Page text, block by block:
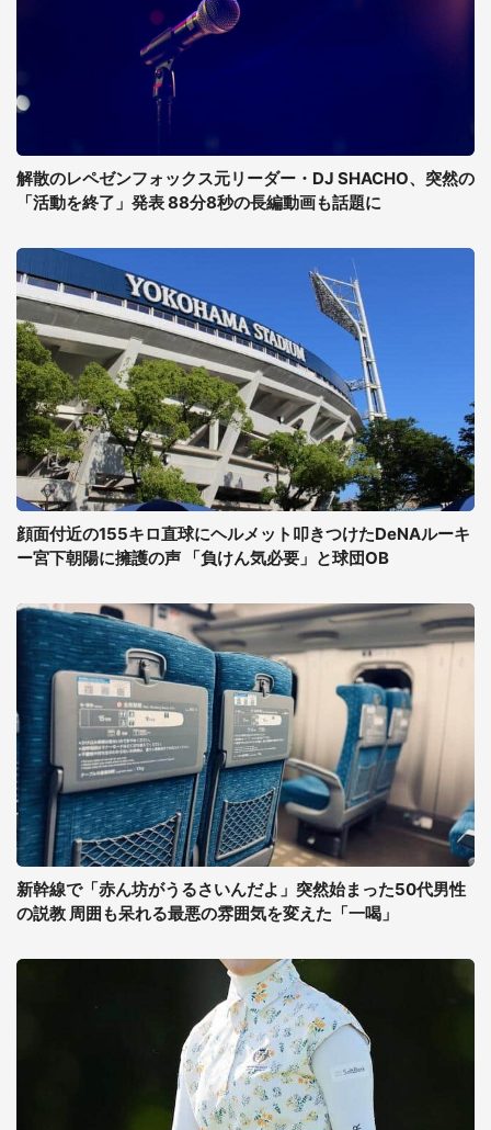
解散のレペゼンフォックス元リーダー・DJ SHACHO、突然の
「活動を終了」発表 88分8秒の長編動画も話題に
顔面付近の155キロ直球にヘルメット叩きつけたDeNAルーキ
ー宮下朝陽に擁護の声 「負けん気必要」と球団OB
新幹線で「赤ん坊がうるさいんだよ」突然始まった50代男性
の説教 周囲も呆れる最悪の雰囲気を変えた「一喝」